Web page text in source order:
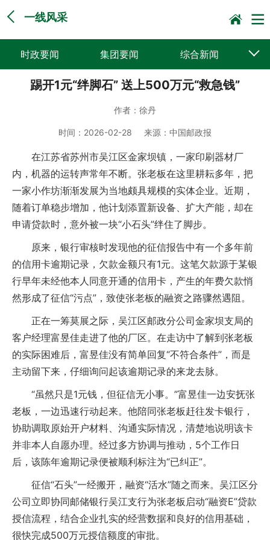
一线风采
时政要闻 集团要闻 综合新闻
媒体聚焦 党建动态 普遍服务
企业文化
踢开1元“绊脚石” 送上500万元“救急钱”
作者： 徐丹
时间： 2026-02-28 来源： 中国邮政报
在江苏省苏州市吴江区金家坝镇，一家印刷器材厂
内，机器的运转声常年不断。张老板在这里耕耘多年，把
一家小作坊渐渐发展为当地颇具规模的实体企业。近期，
随着订单稳步增加，他计划添置新设备、扩大产能，却在
申请贷款时，意外被一块“小石头”绊住了脚步。
原来，银行审核时发现他的征信报告中有一个多年前
的信用卡逾期记录，欠款金额只有1元。这笔欠款源于某银
行早年未经他本人同意开通的信用卡，产生的年费欠款悄
然形成了征信“污点”，致使张老板的融资之路骤然遇阻。
正在一筹莫展之际，吴江区邮政分公司金家坝支局的
客户经理富昱佳走进了他的厂区。在走访中了解到张老板
的实际困难后，富昱佳没有简单回复“不符合条件”，而是
主动留下来，仔细询问起该逾期记录的来龙去脉。
“虽然只是1元钱，但征信无小事。”富昱佳一边安抚张
老板，一边迅速行动起来。他陪同张老板赶往发卡银行，
协助调取原始开户材料、沟通实际情况，清楚地说明该卡
并非本人自愿办理。经过多方协调与推动，5个工作日
后，该陈年逾期记录便被顺利标注为“已纠正”。
征信“石头”一经搬开，融资“活水”随之而来。吴江区分
公司立即协同邮储银行吴江支行为张老板启动“融资E”贷款
授信流程，结合企业扎实的经营数据和良好的信用基础，
很快完成500万元授信额度的审批。